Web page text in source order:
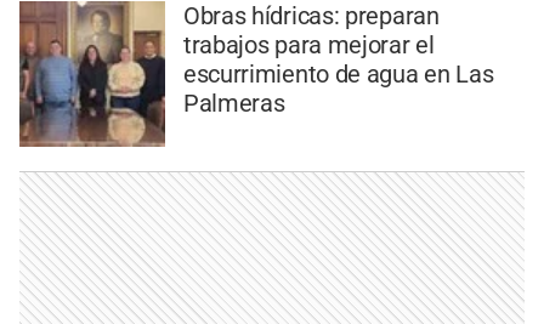
Obras hídricas: preparan
trabajos para mejorar el
escurrimiento de agua en Las
Palmeras